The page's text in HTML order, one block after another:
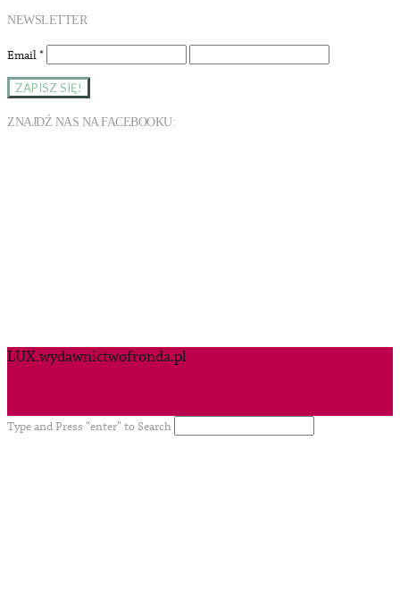
NEWSLETTER
Email*
ZNAJDŹ NAS NA FACEBOOKU:
LUX.wydawnictwofronda.pl
Type and Press “enter” to Search